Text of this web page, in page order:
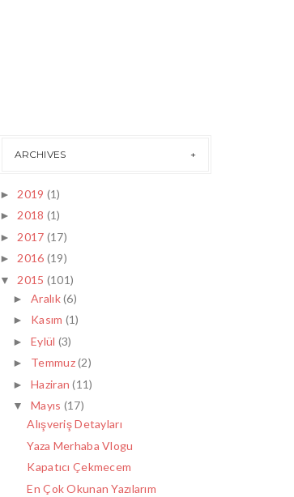
ARCHIVES
► 2019 (1)
►2018 (1)
► 2017 (17)
►2016 (19)
▼ 2015 (101)
►Aralık(6)
► Kasım (1)
►Eylül (3)
► Temmuz(2)
►Haziran(11)
▼Mayıs (17)
Alışveriş Detayları
Yaza Merhaba Vlogu
Kapatıcı Çekmecem
En Çok Okunan Yazılarım